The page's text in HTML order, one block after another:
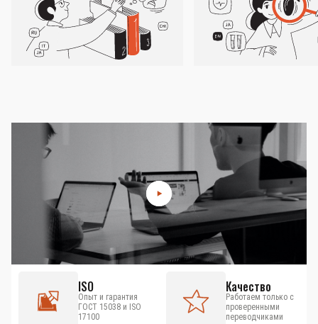
ISO
Опыт и гарантия
ГОСТ 15038 и ISO
17100
Качество
Работаем только с
проверенными
переводчиками